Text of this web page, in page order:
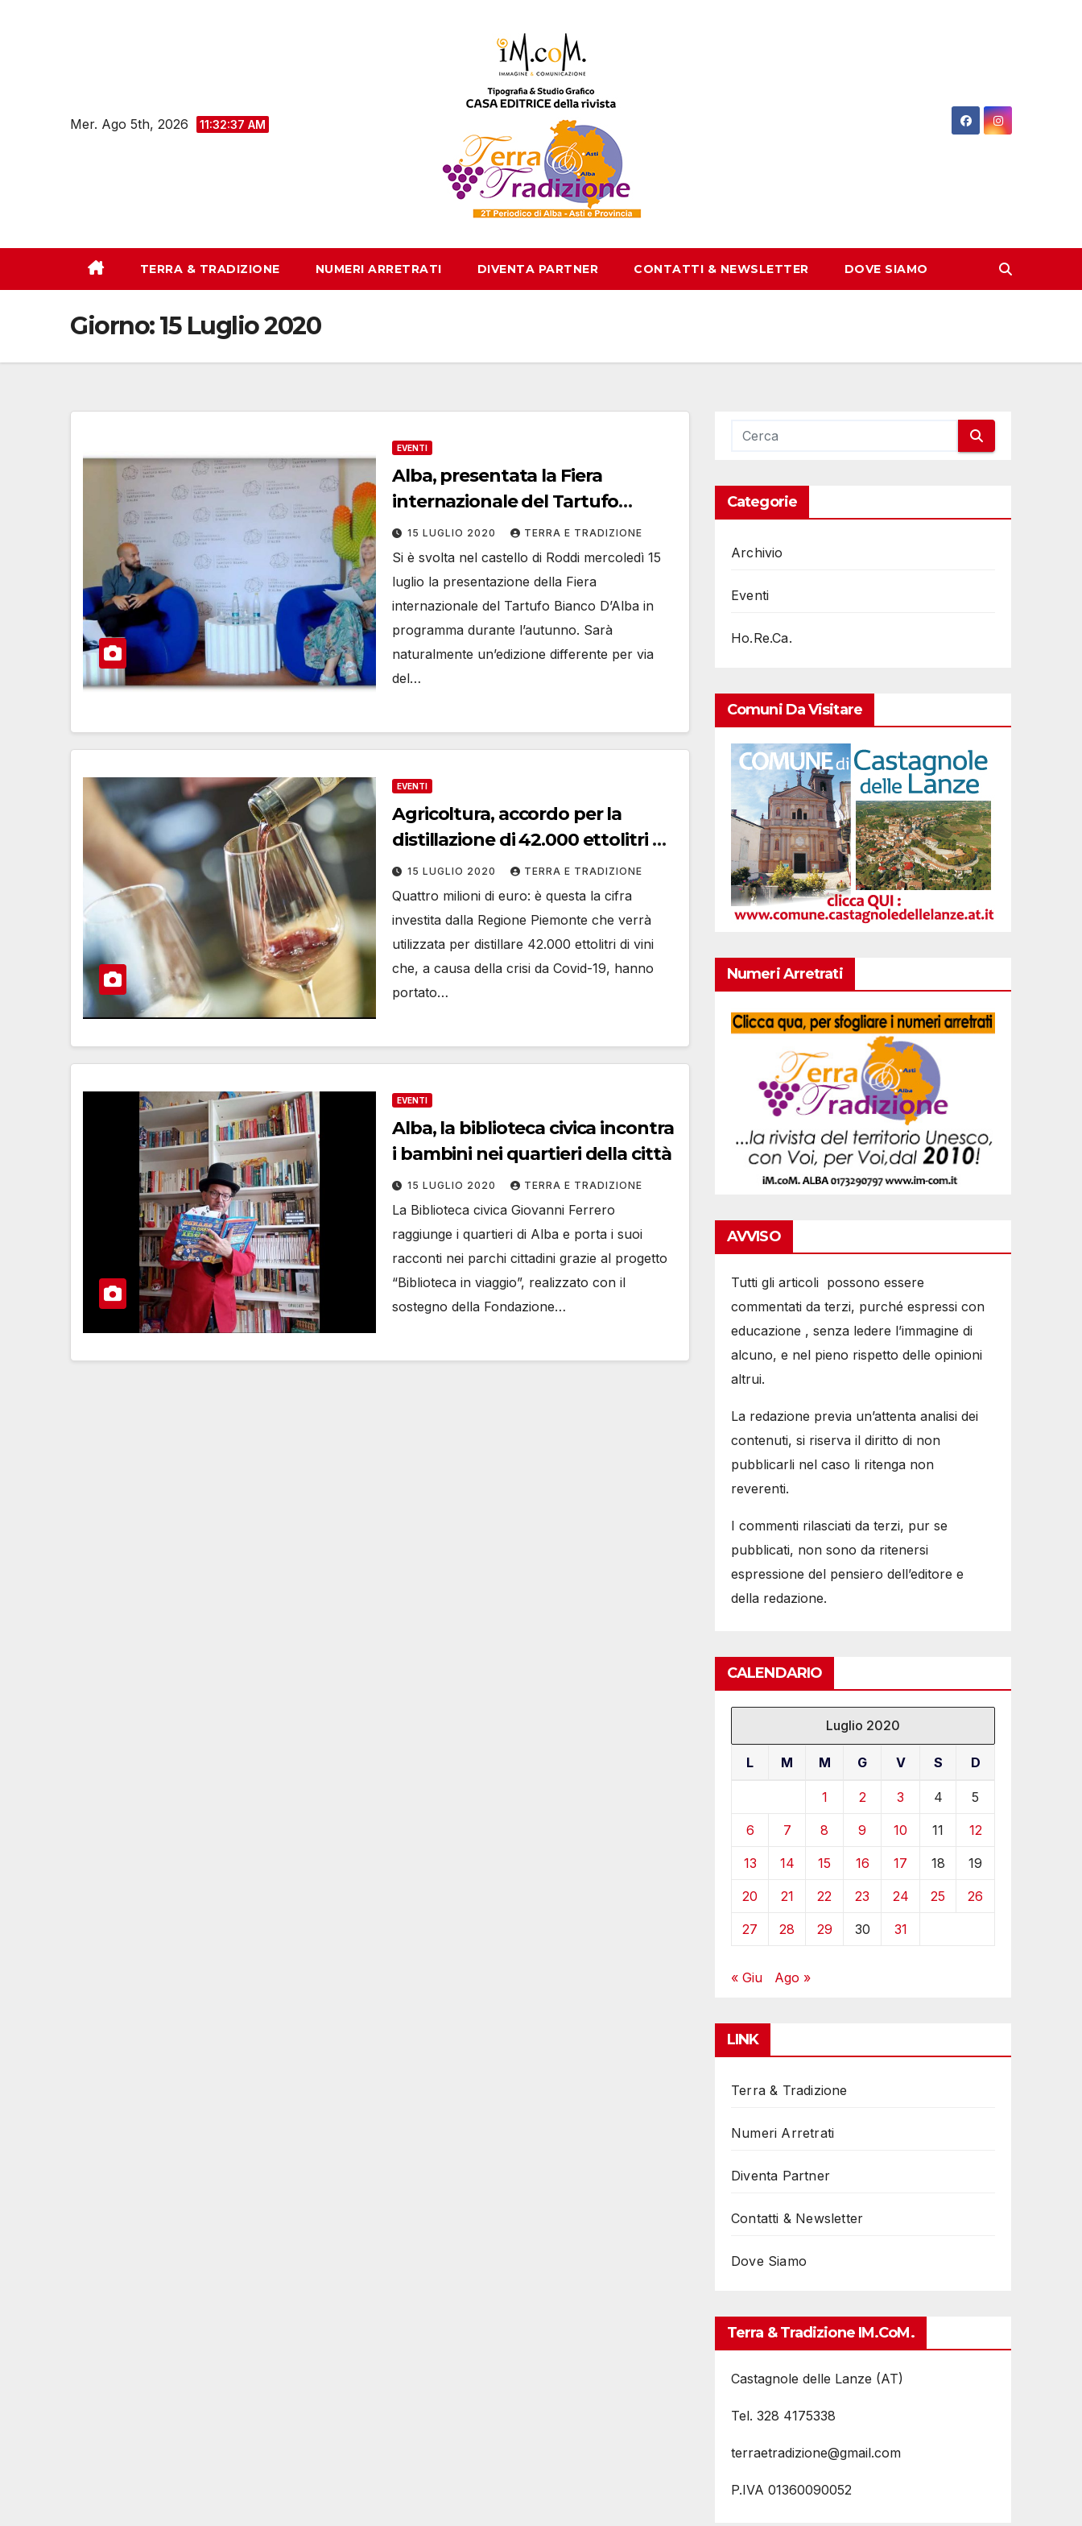
Mer. Ago 5th, 2026 11:32:38 AM
TERRA & TRADIZIONE NUMERI ARRETRATI DIVENTA PARTNER CONTATTI & NEWSLETTER DOVE SIAMO
Giorno:15 Luglio 2020
EVENTI
Alba, presentata la Fiera
internazionale del Tartufo
Bianco, con tante novità
15 LUGLIO 2020 TERRA E TRADIZIONE
Si è svolta nel castello di Roddi mercoledì 15
luglio la presentazione della Fiera
internazionale del Tartufo Bianco D’Alba in
programma durante l’autunno. Sarà
naturalmente un’edizione differente per via
del…
EVENTI
Agricoltura, accordo per la
distillazione di 42.000 ettolitri di
vini in Piemonte
15 LUGLIO 2020 TERRA E TRADIZIONE
Quattro milioni di euro: è questa la cifra
investita dalla Regione Piemonte che verrà
utilizzata per distillare 42.000 ettolitri di vini
che, a causa della crisi da Covid-19, hanno
portato…
EVENTI
Alba, la biblioteca civica incontra
i bambini nei quartieri della città
15 LUGLIO 2020 TERRA E TRADIZIONE
La Biblioteca civica Giovanni Ferrero
raggiunge i quartieri di Alba e porta i suoi
racconti nei parchi cittadini grazie al progetto
“Biblioteca in viaggio”, realizzato con il
sostegno della Fondazione…
Categorie
Archivio
Eventi
Ho.Re.Ca.
Comuni Da Visitare
Numeri Arretrati
AVVISO
Tutti gli articoli possono essere
commentati da terzi, purché espressi con
educazione , senza ledere l’immagine di
alcuno, e nel pieno rispetto delle opinioni
altrui.
La redazione previa un’attenta analisi dei
contenuti, si riserva il diritto di non
pubblicarli nel caso li ritenga non
reverenti.
I commenti rilasciati da terzi, pur se
pubblicati, non sono da ritenersi
espressione del pensiero dell’editore e
della redazione.
CALENDARIO
Luglio 2020
L M M G V S D
1 2 3 4 5
6 7 8 9 10 11 12
13 14 15 16 17 18 19
20 21 22 23 24 25 26
27 28 29 30 31
« Giu Ago »
LINK
Terra & Tradizione
Numeri Arretrati
Diventa Partner
Contatti & Newsletter
Dove Siamo
Terra & Tradizione IM.coM.
Castagnole delle Lanze (AT)
Tel. 328 4175338
terraetradizione@gmail.com
P.IVA 01360090052